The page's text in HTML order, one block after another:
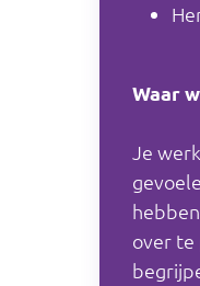
Waar
Je
over te